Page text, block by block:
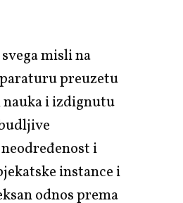
misli na
preuzetu
i izdignutu
i
instance i
odnos prema